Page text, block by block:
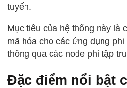
tuyến.
Mục tiêu của hệ thống này là
mã hóa cho các ứng dụng
thông qua các node phi tập
Đặc điểm nổi bật